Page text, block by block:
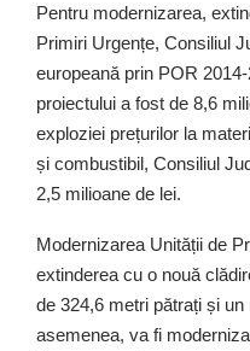
Pentru modernizarea,
Primiri Urgențe, Consiliul
europeană prin POR
proiectului a fost de 8,6
exploziei prețurilor la
și combustibil, Consiliul
2,5 milioane de lei.
Modernizarea Unității de
extinderea cu o nouă
de 324,6 metri pătrați și
asemenea, va fi